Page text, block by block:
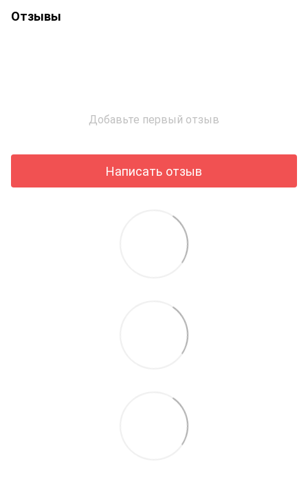
Отзывы
Добавьте первый отзыв
Написать отзыв